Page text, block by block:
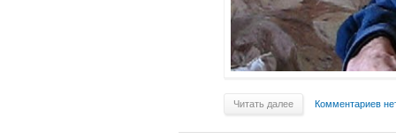
Читать далее Комментариев